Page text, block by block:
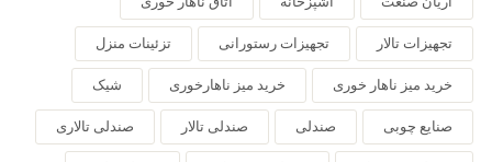
تجهیزات تالار تجهیزات رستورانی تزئینات منزل
خرید میز ناهار خوری خرید میز ناهارخوری شیک
صنایع چوبی صندلی صندلی تالار صندلی تالاری